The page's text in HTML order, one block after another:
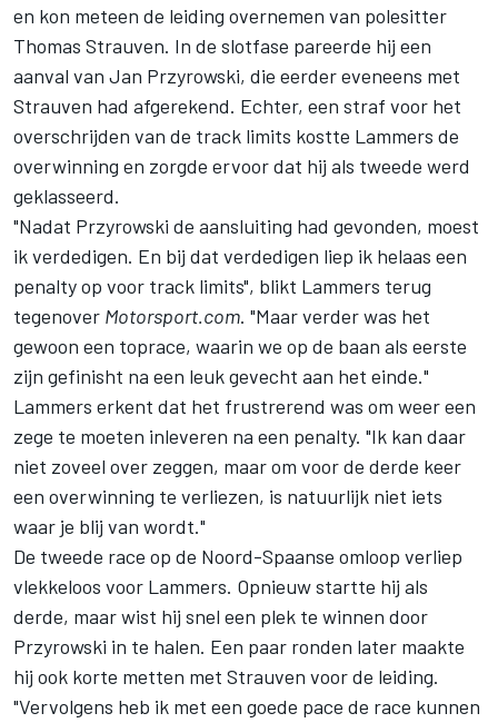
en kon meteen de leiding overnemen van polesitter
Thomas Strauven. In de slotfase pareerde hij een
aanval van Jan Przyrowski, die eerder eveneens met
Strauven had afgerekend. Echter, een straf voor het
overschrijden van de track limits kostte Lammers de
overwinning en zorgde ervoor dat hij als tweede werd
geklasseerd.
"Nadat Przyrowski de aansluiting had gevonden, moest
ik verdedigen. En bij dat verdedigen liep ik helaas een
penalty op voor track limits", blikt Lammers terug
tegenover Motorsport.com. "Maar verder was het
gewoon een toprace, waarin we op de baan als eerste
zijn gefinisht na een leuk gevecht aan het einde."
Lammers erkent dat het frustrerend was om weer een
zege te moeten inleveren na een penalty. "Ik kan daar
niet zoveel over zeggen, maar om voor de derde keer
een overwinning te verliezen, is natuurlijk niet iets
waar je blij van wordt."
De tweede race op de Noord-Spaanse omloop verliep
vlekkeloos voor Lammers. Opnieuw startte hij als
derde, maar wist hij snel een plek te winnen door
Przyrowski in te halen. Een paar ronden later maakte
hij ook korte metten met Strauven voor de leiding.
"Vervolgens heb ik met een goede pace de race kunnen